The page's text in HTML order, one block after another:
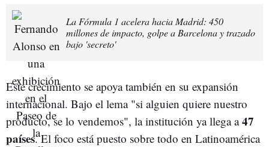
La Fórmula 1 acelera hacia Madrid: 450
millones de impacto, golpe a Barcelona y trazado
bajo 'secreto'
Este crecimiento se apoya también en su expansión
internacional. Bajo el lema "si alguien quiere nuestro
producto, se lo vendemos", la institución ya llega a47
países. El foco está puesto sobre todo en Latinoamérica